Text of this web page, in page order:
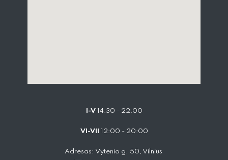
I-V14:30 - 22:00
VI-VII 12:00 - 20:00
Adresas: Vytenio g. 50, Vilnius